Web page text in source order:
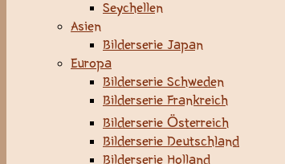
Seychellen
Asien
Bilderserie Japan
Europa
Bilderserie Schweden
Bilderserie Frankreich
Bilderserie Österreich
Bilderserie Deutschland
Bilderserie Holland